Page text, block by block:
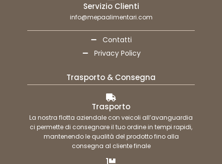
Servizio Clienti
info@mepaalimentari.com
Contatti
Privacy Policy
Trasporto & Consegna
Trasporto
La nostra flotta aziendale con veicoli all’avanguardia
ci permette di consegnare il tuo ordine in tempi rapidi,
mantenendo le qualità del prodotto fino alla
consegna al cliente finale